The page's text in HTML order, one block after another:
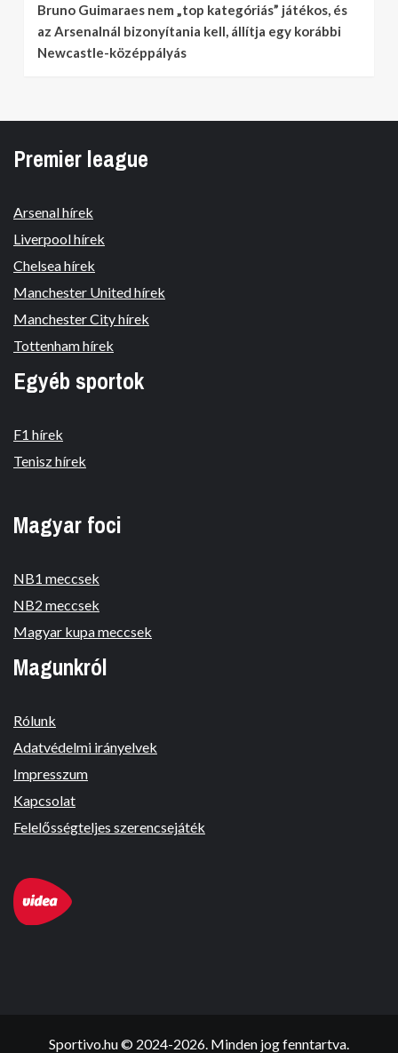
Bruno Guimaraes nem „top kategóriás” játékos, és
az Arsenalnál bizonyítania kell, állítja egy korábbi
Newcastle-középpályás
Premier league
Arsenal hírek
Liverpool hírek
Chelsea hírek
Manchester United hírek
Manchester City hírek
Tottenham hírek
Egyéb sportok
F1 hírek
Tenisz hírek
Magyar foci
NB1 meccsek
NB2 meccsek
Magyar kupa meccsek
Magunkról
Rólunk
Adatvédelmi irányelvek
Impresszum
Kapcsolat
Felelősségteljes szerencsejáték
Sportivo.hu © 2024-2026. Minden jog fenntartva.